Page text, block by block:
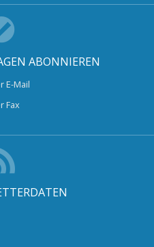
ABONNIEREN
E-Mail
Fax